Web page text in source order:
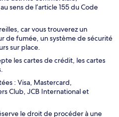
sens de l’article 155 du Code
car vous trouverez un
de fumée, un système de sécurité
sur place.
les cartes de crédit, les cartes
: Visa, Mastercard,
Club, JCB International et
le droit de procéder à une